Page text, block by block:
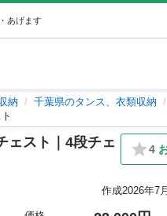
あげます
納 千葉県のタンス、衣類収納
ェスト｜4段チェ
4
作成2026年7